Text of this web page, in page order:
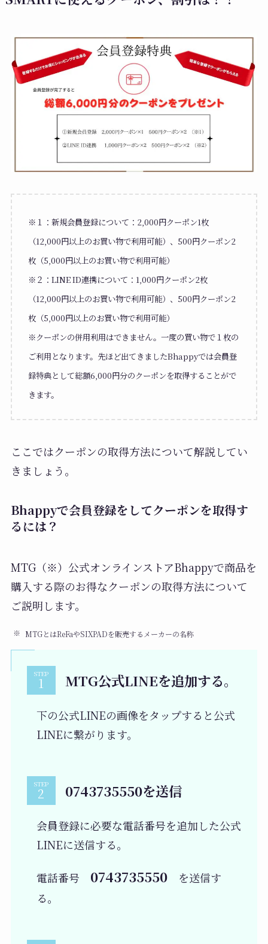
※１：新規会員登録について：2,000円クーポン1枚
（12,000円以上のお買い物で利用可能）、500円クーポン2
枚（5,000円以上のお買い物で利用可能）
※２：LINE ID連携について：1,000円クーポン2枚
（12,000円以上のお買い物で利用可能）、500円クーポン2
枚（5,000円以上のお買い物で利用可能）
※クーポンの併用利用はできません。一度の買い物で１枚の
ご利用となります。先ほど出てきましたBhappyでは会員登
録特典として総額6,000円分のクーポンを取得することがで
きます。
ここではクーポンの取得方法について解説してい
きましょう。
Bhappyで会員登録をしてクーポンを取得す
るには？
MTG（※）公式オンラインストアBhappyで商品を
購入する際のお得なクーポンの取得方法について
ご説明します。
MTGとはReFaやSIXPADを販売するメーカーの名称
STEP MTG公式LINEを追加する。
下の公式LINEの画像をタップすると公式
LINEに繋がります。
STEP 0743735550を送信
会員登録に必要な電話番号を追加した公式
LINEに送信する。
電話番号 0743735550を送信す
る。